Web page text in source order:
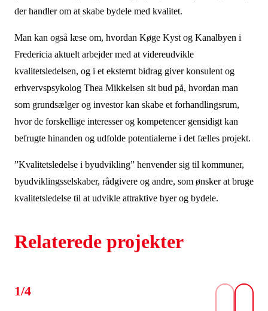
der handler om at skabe bydele med kvalitet.
Man kan også læse om, hvordan Køge Kyst og Kanalbyen i
Fredericia aktuelt arbejder med at videreudvikle
kvalitetsledelsen, og i et eksternt bidrag giver konsulent og
erhvervspsykolog Thea Mikkelsen sit bud på, hvordan man
som grundsælger og investor kan skabe et forhandlingsrum,
hvor de forskellige interesser og kompetencer gensidigt kan
befrugte hinanden og udfolde potentialerne i det fælles projekt.
”Kvalitetsledelse i byudvikling” henvender sig til kommuner,
byudviklingsselskaber, rådgivere og andre, som ønsker at bruge
kvalitetsledelse til at udvikle attraktive byer og bydele.
Relaterede projekter
1/4